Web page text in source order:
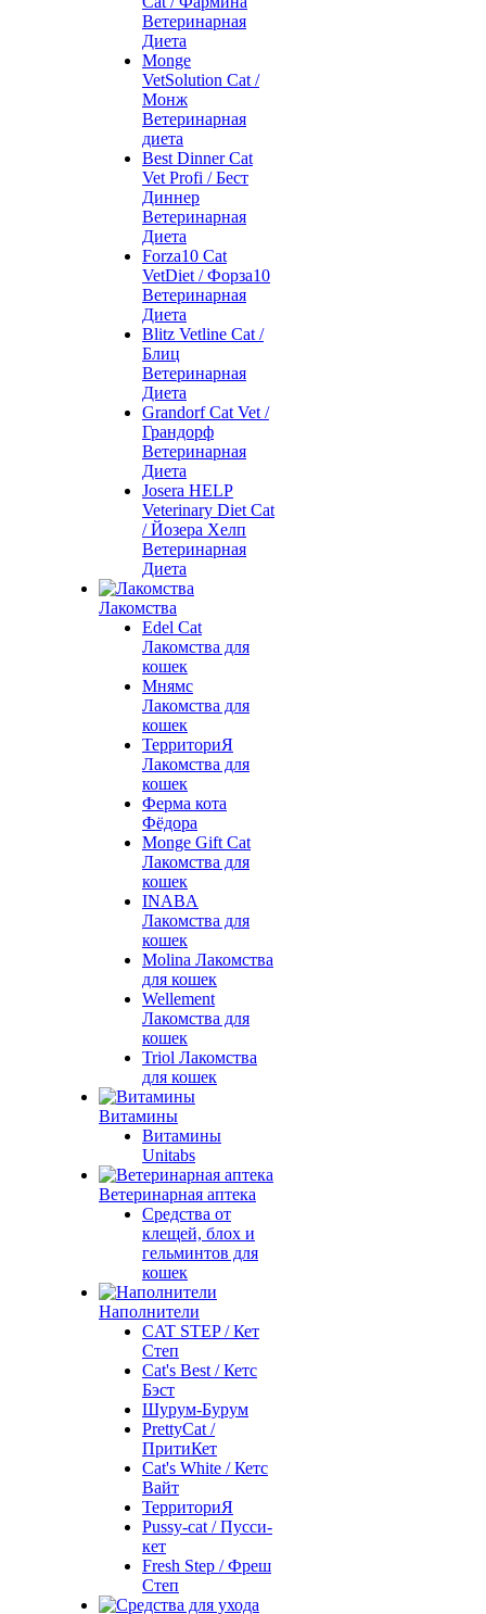
Ветеринарная
Диета
Monge
VetSolution Cat /
Монж
Ветеринарная
диета
Best Dinner Cat
Vet Profi / Бест
Диннер
Ветеринарная
Диета
Forza10 Cat
VetDiet / Форза10
Ветеринарная
Диета
Blitz Vetline Cat /
Блиц
Ветеринарная
Диета
Grandorf Cat Vet /
Грандорф
Ветеринарная
Диета
Josera HELP
Veterinary Diet Cat
/ Йозера Хелп
Ветеринарная
Диета
Лакомства
Edel Cat
Лакомства для
кошек
Мнямс
Лакомства для
кошек
ТерриториЯ
Лакомства для
кошек
Ферма кота
Фёдора
Monge Gift Cat
Лакомства для
кошек
INABA
Лакомства для
кошек
Molina Лакомства
для кошек
Wellement
Лакомства для
кошек
Triol Лакомства
для кошек
Витамины
Витамины
Unitabs
Ветеринарная аптека
Средства от
клещей, блох и
гельминтов для
кошек
Наполнители
CAT STEP / Кет
Степ
Cat's Best / Кетс
Бэст
Шурум-Бурум
PrettyCat /
ПритиКет
Cat's White / Кетс
Вайт
ТерриториЯ
Pussy-cat / Пусси-
кет
Fresh Step / Фреш
Степ